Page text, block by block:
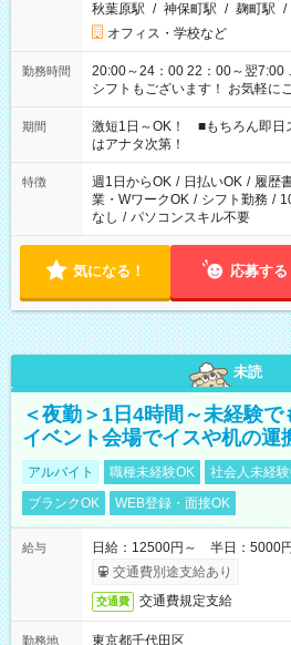
秋葉原駅 / 神保町駅 / 麹町駅 /
オフィス・学校など
勤務時間
20:00～24：00 22：00～翌7:00 …な
シフトもございます！ お気軽に
期間
激短1日～OK！ ■もちろん即
はアナタ次第！
特徴 週1日からOK / 日払いOK / 履歴
業・WワークOK / シフト勤務 /
なし / パソコンスキル不要
気になる！ 応募する
未読
＜夜勤＞1日4時間～未経験で
イベント会場でイスや机の運
アルバイト 職種未経験OK 社会人未経
ブランクOK
WEB登録・面接OK
給与
日給：12500円～ 半日：5000
交通費別途支給あり
交通費 交通費規定支給
勤務地
東京都千代田区